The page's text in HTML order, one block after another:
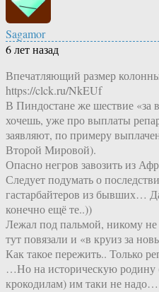
Sagamor
6 лет назад
Впечатляющий размер
https://clck.ru/NkEUf
В Пиндостане же шествие «за
хочешь, уже про выплаты
заявляют, по примеру
Второй Мировой).
Опасно негров завозить из
Следует подумать о
гастарбайтеров из бывших…
конечно ещё те..))
Лежал под пальмой, никому
тут повязали и «в круиз за
Как такое пережить.. Только
…Но на историческую
крокодилам) им таки не надо…